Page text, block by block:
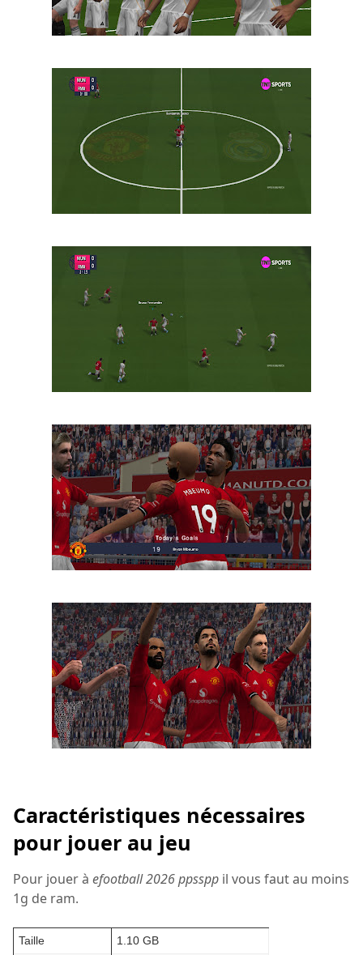
Caractéristiques nécessaires
pour jouer au jeu
Pour jouer à efootball 2026 ppsspp il vous faut au moins
1g de ram.
Taille
1.10 GB